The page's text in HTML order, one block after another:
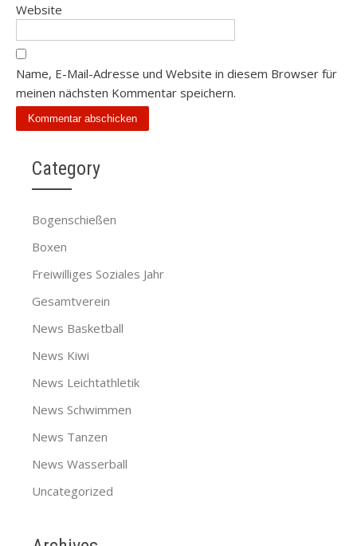
Website
Name, E-Mail-Adresse und Website in diesem Browser für
meinen nächsten Kommentar speichern.
Category
Bogenschießen
Boxen
Freiwilliges Soziales Jahr
Gesamtverein
News Basketball
News Kiwi
News Leichtathletik
News Schwimmen
News Tanzen
News Wasserball
Uncategorized